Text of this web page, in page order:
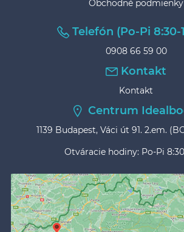
Obchodné podmienky
Telefón (Po-Pi 8:30-
0908 66 59 00
Kontakt
Kontakt
Centrum
1139 Budapest, Váci út 91. 2.em.
Otváracie hodiny: Po-Pi